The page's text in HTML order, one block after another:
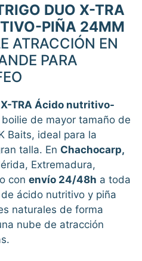
DUO X-TRA
PIÑA 24MM
ATRACCIÓN EN
PARA
TRA Ácido nutritivo-
boilie de mayor tamaño de
Baits, ideal para la
talla. En Chachocarp,
Extremadura,
con envío 24/48h a toda
ácido nutritivo y piña
naturales de forma
nube de atracción